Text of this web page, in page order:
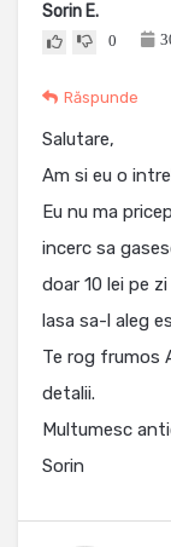
Sorin E.
0
Răspunde
Salutare,
Am si eu o
Eu nu ma
incerc sa
doar 10 lei pe
lasa sa-l aleg
Te rog frumos
detalii.
Multumesc
Sorin